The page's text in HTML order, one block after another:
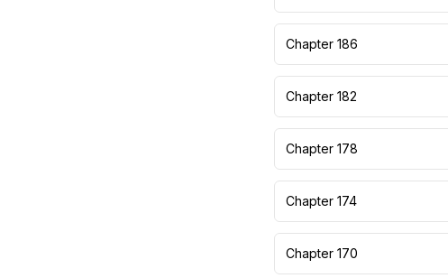
Chapter 186
Chapter 182
Chapter 178
Chapter 174
Chapter 170